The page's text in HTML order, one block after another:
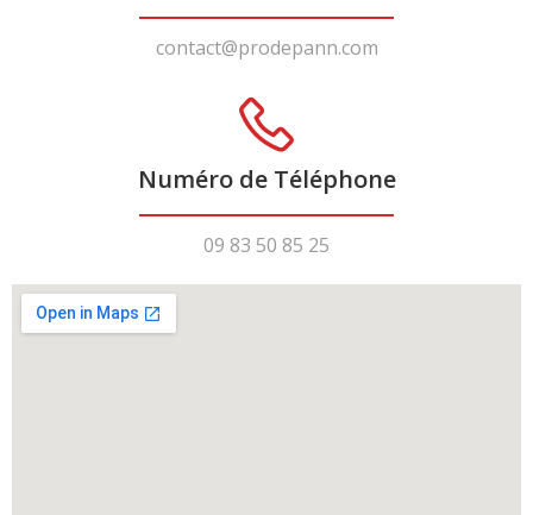
contact@prodepann.com
Numéro de Téléphone
09 83 50 85 25